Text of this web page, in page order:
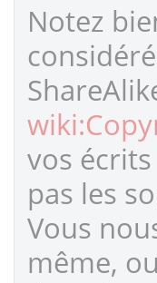
Notez
vos
pas les
Vous
même,